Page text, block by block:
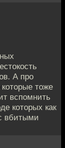
А про
тоже
вспомнить
которых как
вбитыми